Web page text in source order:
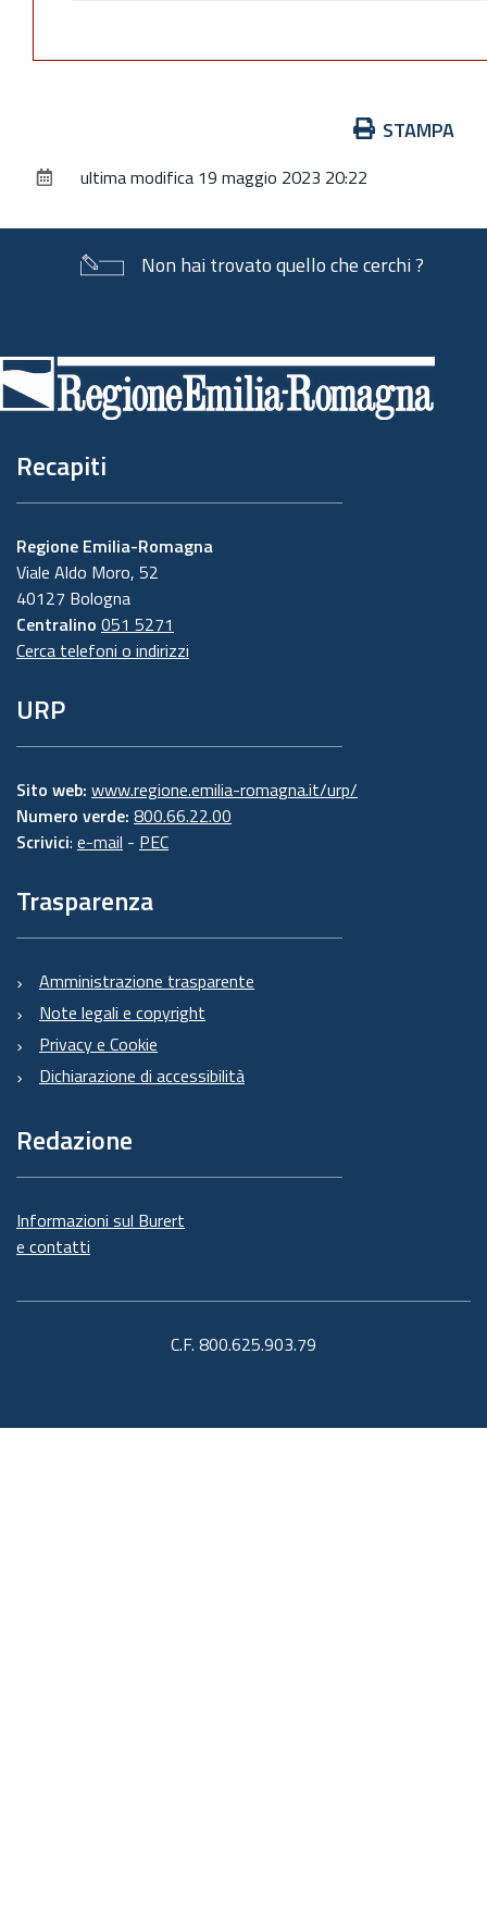
documento
STAMPA
ultima modifica 19 maggio 2023 20:22
Non hai trovato quello che cerchi ?
di
pagina
Recapiti
Regione Emilia-Romagna
Viale Aldo Moro, 52
40127 Bologna
Centralino 051 5271
Cerca telefoni o indirizzi
URP
Sito web: www.regione.emilia-romagna.it/urp/
Numero verde: 800.66.22.00
Scrivici: e-mail - PEC
Trasparenza
Amministrazione trasparente
Note legali e copyright
Privacy e Cookie
Dichiarazione di accessibilità
Redazione
Informazioni sul Burert
e contatti
C.F. 800.625.903.79